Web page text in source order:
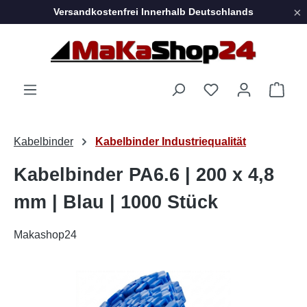
Zum Hauptinhalt springen
Versandkostenfrei Innerhalb Deutschlands ×
Kabelbinder Kabelbinder Industriequalität
Kabelbinder PA6.6 | 200 x 4,8
mm | Blau | 1000 Stück
Makashop24
Bildergalerie überspringen